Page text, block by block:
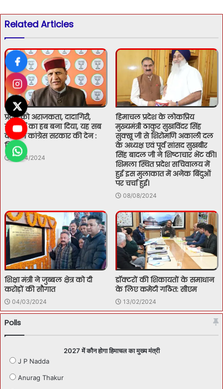
Related Articles
प्रदेश को अराजकता, दादागिरी,
गुंडागर्दी का हब बना दिया, यह सब
वर्तमान कांग्रेस सरकार की देन :
बिंदल
21/04/2024
हिमाचल प्रदेश के लोकप्रिय
मुख्यमंत्री ठाकुर सुखविंदर सिंह
सुक्खू जी से शिरोमणि अकाली दल
के अध्यक्ष एवं पूर्व सांसद सुखबीर
सिंह बादल जी ने शिष्टाचार भेंट की।
शिमला स्थित प्रदेश सचिवालय में
हुई इस मुलाकात में अनेक बिंदुओं
पर चर्चा हुई।
08/08/2024
शिक्षा मंत्री ने जुब्बल क्षेत्र को दी
करोड़ों की सौगात
04/03/2024
डॉक्टरों की शिकायतों के समाधान
के लिए कमेटी गठित: सीएम
13/02/2024
Polls
2027 में कौन होगा हिमाचल का मुख्य मंत्री
J P Nadda
Anurag Thakur